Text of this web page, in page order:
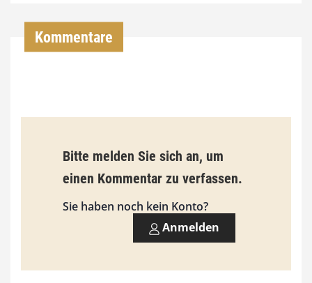
€
i
s
9
0
Kommentare
Bitte melden Sie sich an, um
einen Kommentar zu verfassen.
Sie haben noch kein Konto?
Anmelden